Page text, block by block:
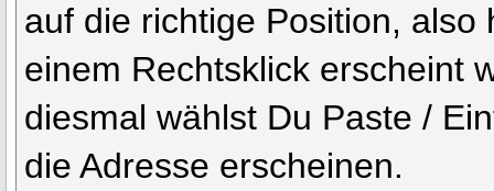
auf die richtige Position, also
einem Rechtsklick erscheint
diesmal wählst Du Paste /
die Adresse erscheinen.